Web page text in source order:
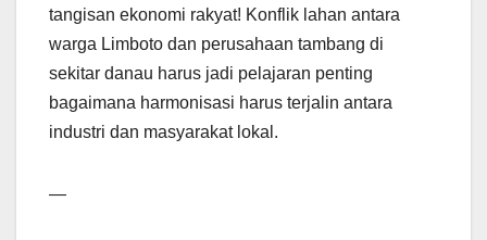
tangisan ekonomi rakyat! Konflik lahan antara
warga Limboto dan perusahaan tambang di
sekitar danau harus jadi pelajaran penting
bagaimana harmonisasi harus terjalin antara
industri dan masyarakat lokal.
—